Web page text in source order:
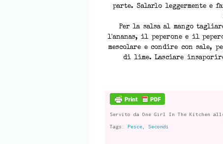
parte. Salarlo leggermente e
Per la salsa al mango
l'ananas, il peperone e il
mescolare e condire con sale,
di lime. Lasciare
Servito da One Girl In The Kitchen
Tags: Pesce, Secondi